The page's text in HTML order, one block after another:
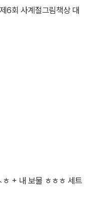
6회 사계절그림책상 대
+ 내 보물 ㅎㅎㅎ 세트